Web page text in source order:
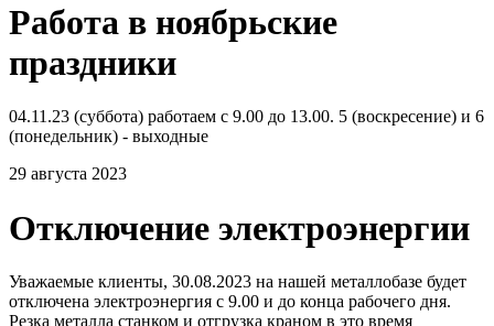
Работа в ноябрьские
праздники
04.11.23 (суббота) работаем с 9.00 до 13.00. 5 (воскресение) и 6
(понедельник) - выходные
29 августа 2023
Отключение электроэнергии
Уважаемые клиенты, 30.08.2023 на нашей металлобазе будет
отключена электроэнергия с 9.00 и до конца рабочего дня.
Резка металла станком и отгрузка краном в это время